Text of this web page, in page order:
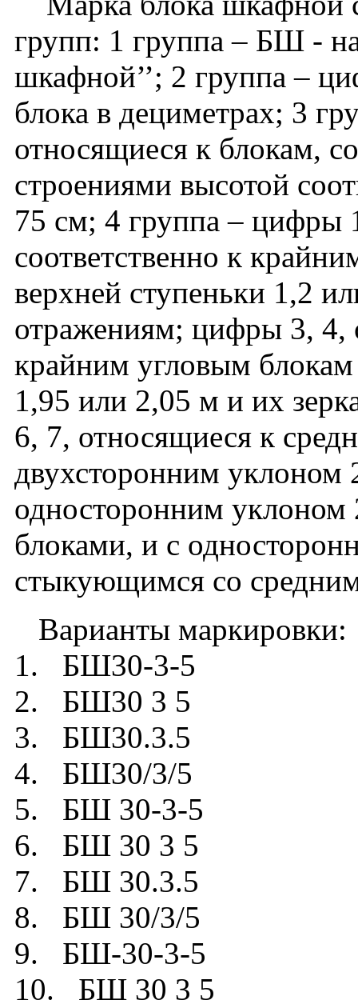
групп: 1 группа – БШ -
шкафной’’; 2 группа –
блока в дециметрах; 3
относящиеся к блокам,
строениями высотой
75 см; 4 группа – цифры
соответственно к
верхней ступеньки 1,2
отражениям; цифры 3, 4,
крайним угловым
1,95 или 2,05 м и их
6, 7, относящиеся к
двухсторонним уклоном
односторонним
блоками, и с
стыкующимся со
Варианты маркировки:
1. БШ30-3-5
2. БШ30 3 5
3. БШ30.3.5
4. БШ30/3/5
5. БШ 30-3-5
6. БШ 30 3 5
7. БШ 30.3.5
8. БШ 30/3/5
9. БШ-30-3-5
10. БШ 30 3 5